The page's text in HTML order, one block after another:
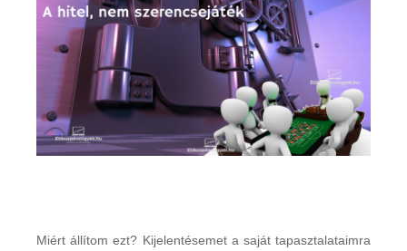
Miért állítom ezt? Kijelentésemet a saját tapasztalataimra